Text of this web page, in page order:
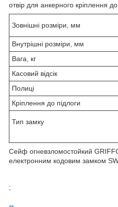
отвір для анкерного кріплення до
Зовнішні розміри, мм
Внутрішні розміри, мм
Вага, кг
Касовий відсік
Полиці
Кріплення до підлоги
Тип замку
Сейф огневзломостойкий
електронним кодовим замком
;